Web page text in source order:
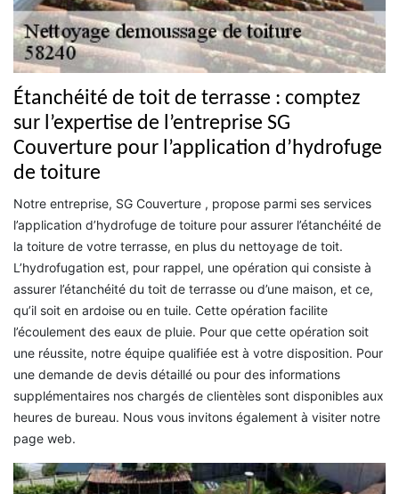
Étanchéité de toit de terrasse : comptez
sur l’expertise de l’entreprise SG
Couverture pour l’application d’hydrofuge
de toiture
Notre entreprise, SG Couverture , propose parmi ses services
l’application d’hydrofuge de toiture pour assurer l’étanchéité de
la toiture de votre terrasse, en plus du nettoyage de toit.
L’hydrofugation est, pour rappel, une opération qui consiste à
assurer l’étanchéité du toit de terrasse ou d’une maison, et ce,
qu’il soit en ardoise ou en tuile. Cette opération facilite
l’écoulement des eaux de pluie. Pour que cette opération soit
une réussite, notre équipe qualifiée est à votre disposition. Pour
une demande de devis détaillé ou pour des informations
supplémentaires nos chargés de clientèles sont disponibles aux
heures de bureau. Nous vous invitons également à visiter notre
page web.